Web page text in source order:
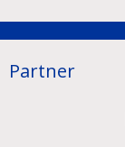
Partner